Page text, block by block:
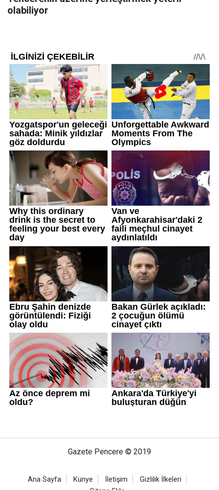
olabiliyor
Gazete Pencere © 2019
Ana Sayfa Künye İletişim
Gizlilik İlkeleri